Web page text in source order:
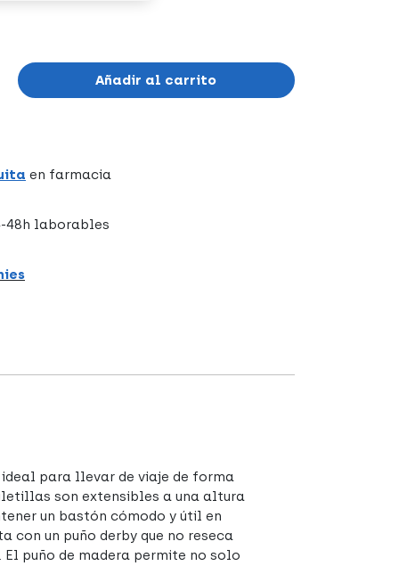
Añadir al carrito
en farmacia
48h laborables
para llevar de viaje de forma
son extensibles a una altura
un bastón cómodo y útil en
con un puño derby que no reseca
puño de madera permite no solo